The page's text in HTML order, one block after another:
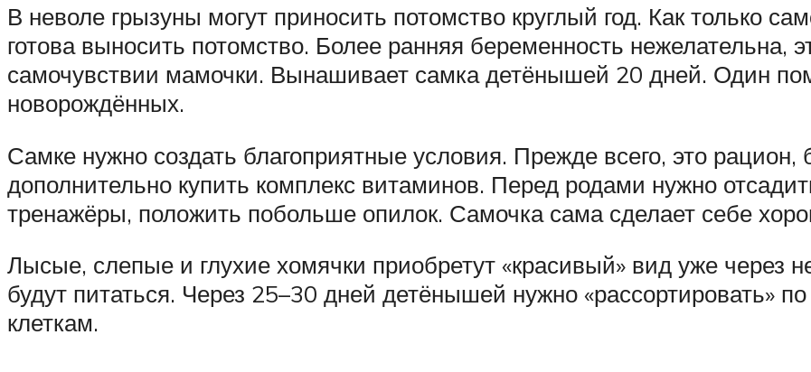
В неволе грызуны могут приносить потомство круглый год. Как только
готова выносить потомство. Более ранняя беременность нежелательна,
самочувствии мамочки. Вынашивает самка детёнышей 20 дней. Один
новорождённых.
Самке нужно создать благоприятные условия. Прежде всего, это
дополнительно купить комплекс витаминов. Перед родами нужно
тренажёры, положить побольше опилок. Самочка сама сделает себе
Лысые, слепые и глухие хомячки приобретут «красивый» вид уже через
будут питаться. Через 25–30 дней детёнышей нужно «рассортировать»
клеткам.